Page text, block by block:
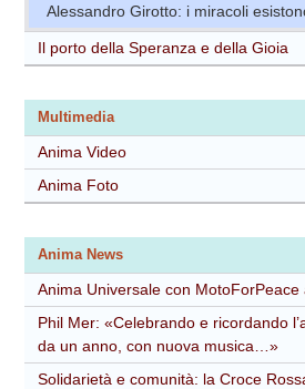
Alessandro Girotto: i miracoli
Il porto della Speranza e della Gioia
Multimedia
Anima Video
Anima Foto
Anima News
Anima Universale con MotoForPeace
Phil Mer: «Celebrando e ricordando
da un anno, con nuova musica…»
Solidarietà e comunità: la Croce